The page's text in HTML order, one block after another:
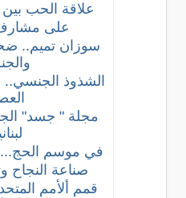
علاقة الحب بين
على
سوزان تميم..
الشذوذ
مجلة " جسد"
في موسم الحج...
صناعة النجاح
قمم ألأمم